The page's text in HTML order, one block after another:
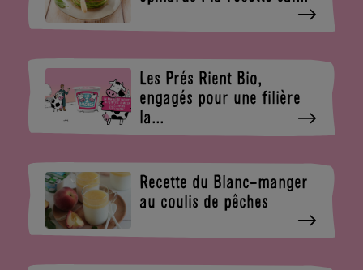
BONS
GESTES
DERRIÈRE
Les Prés Rient Bio,
engagés pour une filière
la...
Recette du Blanc-manger
au coulis de pêches